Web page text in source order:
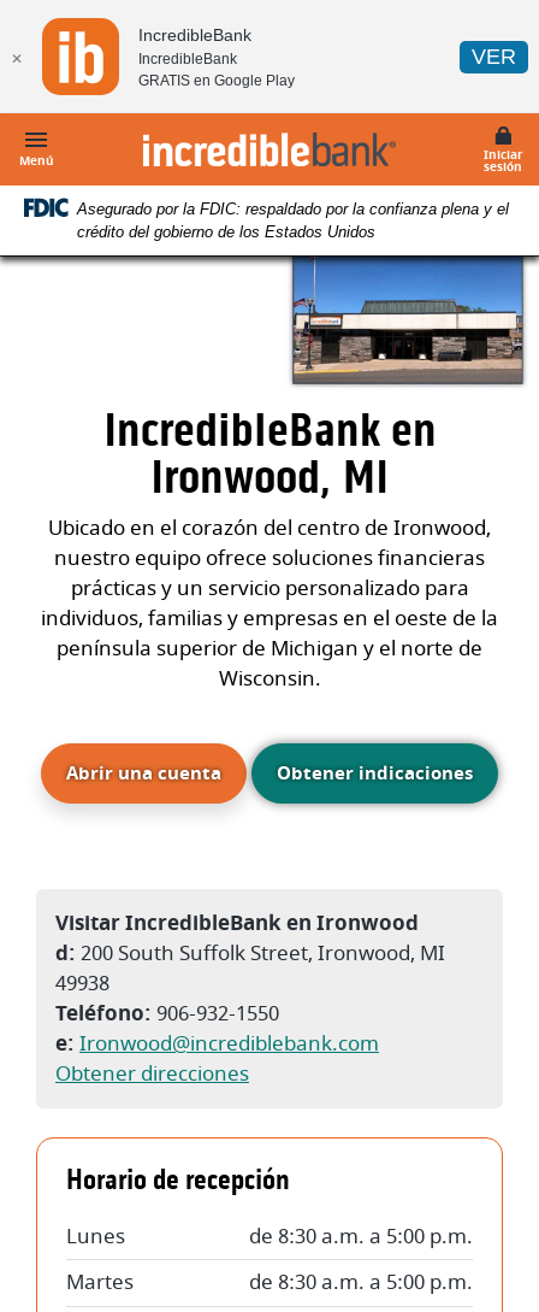
Página
principal
contenido
principal
Ir
pie
Descargue
Acrobat
Reader
superior
para
visualizar
archivos
✕
IncredibleBank
IncredibleBank
GRATIS en Google Play
VER
Menú IncredibleBank Iniciar
sesión
Asegurado por la FDIC: respaldado por la confianza plena y el
crédito del gobierno de los Estados Unidos
IncredibleBank en
Ironwood, MI
Ubicado en el corazón del centro de Ironwood,
nuestro equipo ofrece soluciones financieras
prácticas y un servicio personalizado para
individuos, familias y empresas en el oeste de la
península superior de Michigan y el norte de
Wisconsin.
Abrir una cuenta(Abre en una nueva ventana)
Obtener indicaciones
Visitar IncredibleBank en Ironwood
d: 200 South Suffolk Street, Ironwood, MI
49938
Teléfono: 906-932-1550
e: Ironwood@incrediblebank.com
Obtener direcciones(Abre en una nueva ventana)
Horario de recepción
Lunes
de 8:30 a.m. a 5:00 p.m.
Martes
de 8:30 a.m. a 5:00 p.m.